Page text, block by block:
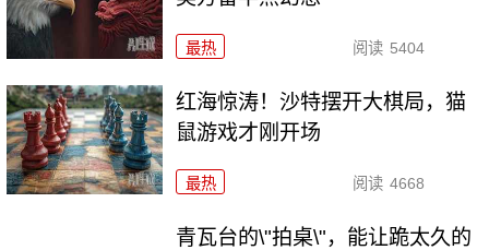
最热 阅读 5404
红海惊涛！沙特摆开大棋局，猫
鼠游戏才刚开场
最热 阅读 4668
青瓦台的\"拍桌\"，能让跪太久的